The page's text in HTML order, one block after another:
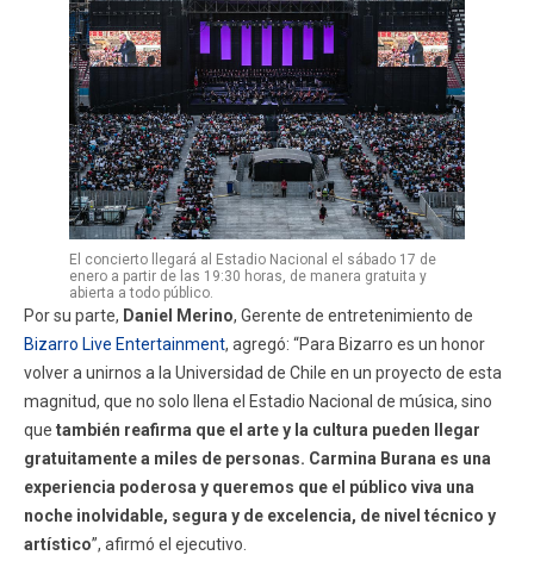
El concierto llegará al Estadio Nacional el sábado 17 de
enero a partir de las 19:30 horas, de manera gratuita y
abierta a todo público.
Por su parte, Daniel Merino, Gerente de entretenimiento de
Bizarro Live Entertainment, agregó: “Para Bizarro es un honor
volver a unirnos a la Universidad de Chile en un proyecto de esta
magnitud, que no solo llena el Estadio Nacional de música, sino
que también reafirma que el arte y la cultura pueden llegar
gratuitamente a miles de personas. Carmina Burana es una
experiencia poderosa y queremos que el público viva una
noche inolvidable, segura y de excelencia, de nivel técnico y
artístico”, afirmó el ejecutivo.